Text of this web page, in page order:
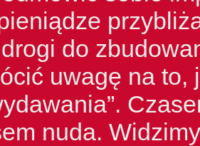
drogi do
uwagę na to,
nuda.